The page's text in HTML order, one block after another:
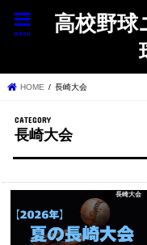
高校野球
menu
HOME 長崎大会
長崎大会
長崎大会